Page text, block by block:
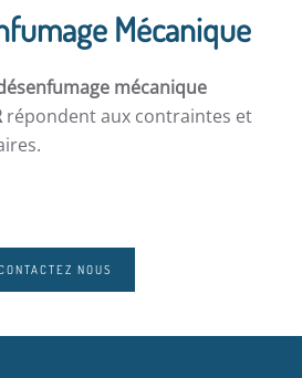
Mécanique
mécanique
répondent aux contraintes et
NOUS